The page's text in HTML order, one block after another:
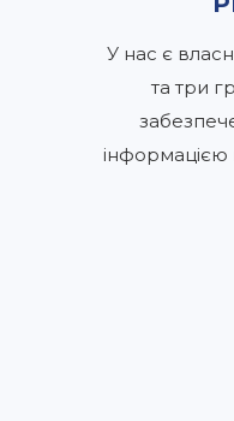
У нас є
та три
інформацією